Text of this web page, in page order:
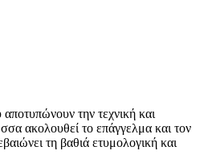
την τεχνική και
ακολουθεί το επάγγελμα και τον
τη βαθιά ετυμολογική και